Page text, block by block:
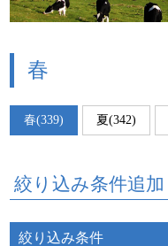
春
春(339) 夏(342)
絞り込み条件追加
絞り込み条件